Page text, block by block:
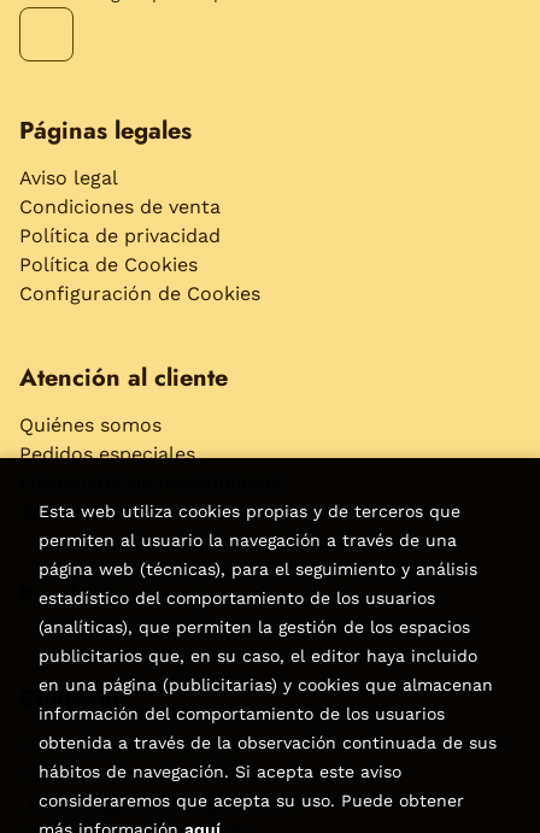
Páginas legales
Aviso legal
Condiciones de venta
Política de privacidad
Política de Cookies
Configuración de Cookies
Atención al cliente
Quiénes somos
Pedidos especiales
Accesibilidad
Puede interesarte
Contacto
C/Virgen de la Peña, 15
928858050–928531142
pedidos@libreriatagoror.com
Esta web utiliza cookies propias y de terceros que
permiten al usuario la navegación a través de una
página web (técnicas), para el seguimiento y análisis
estadístico del comportamiento de los usuarios
(analíticas), que permiten la gestión de los espacios
publicitarios que, en su caso, el editor haya incluido
en una página (publicitarias) y cookies que almacenan
información del comportamiento de los usuarios
obtenida a través de la observación continuada de sus
hábitos de navegación. Si acepta este aviso
consideraremos que acepta su uso. Puede obtener